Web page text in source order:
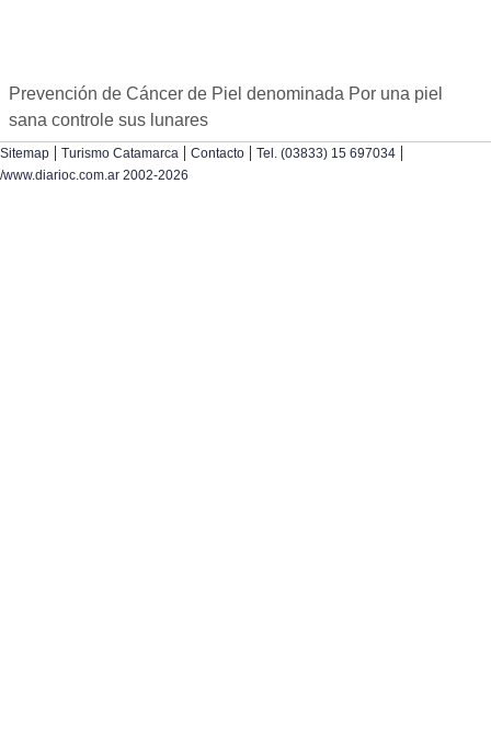
Prevención de Cáncer de Piel denominada Por una piel
sana controle sus lunares
Sitemap | Turismo Catamarca | Contacto | Tel. (03833) 15 697034 |
/www.diarioc.com.ar 2002-2026